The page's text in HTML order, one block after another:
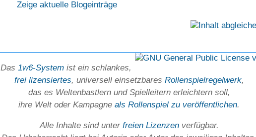
Zeige aktuelle Blogeinträge
Das 1w6-System ist ein schlankes,
frei lizensiertes, universell einsetz­bares Rollen­spielregel­werk,
das es Welten­bastlern und Spiel­leitern erleichtern soll,
ihre Welt oder Kam­pagne als Rollenspiel zu ver­öffent­lichen.
Alle Inhalte sind unter freien Lizenzenverfügbar.